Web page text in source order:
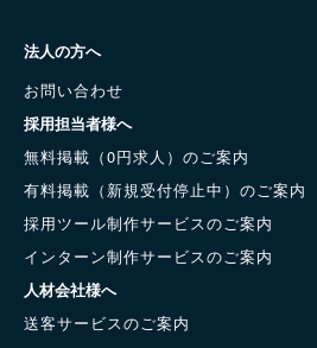
法人の方へ
お問い合わせ
採用担当者様へ
無料掲載（0円求人）のご案内
有料掲載（新規受付停止中）のご案内
採用ツール制作サービスのご案内
インターン制作サービスのご案内
人材会社様へ
送客サービスのご案内